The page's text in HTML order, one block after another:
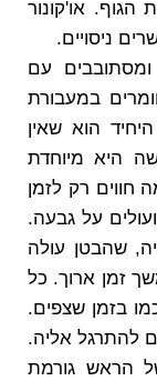
הגוף. או'קונור
ניסויים.
עם
במעבורת
הוא שאין
היא מיוחדת
חווים רק לזמן
על גבעה.
שהבטן עולה
זמן ארוך. כל
בזמן שצפים.
להתרגל אליה.
הראש גורמת